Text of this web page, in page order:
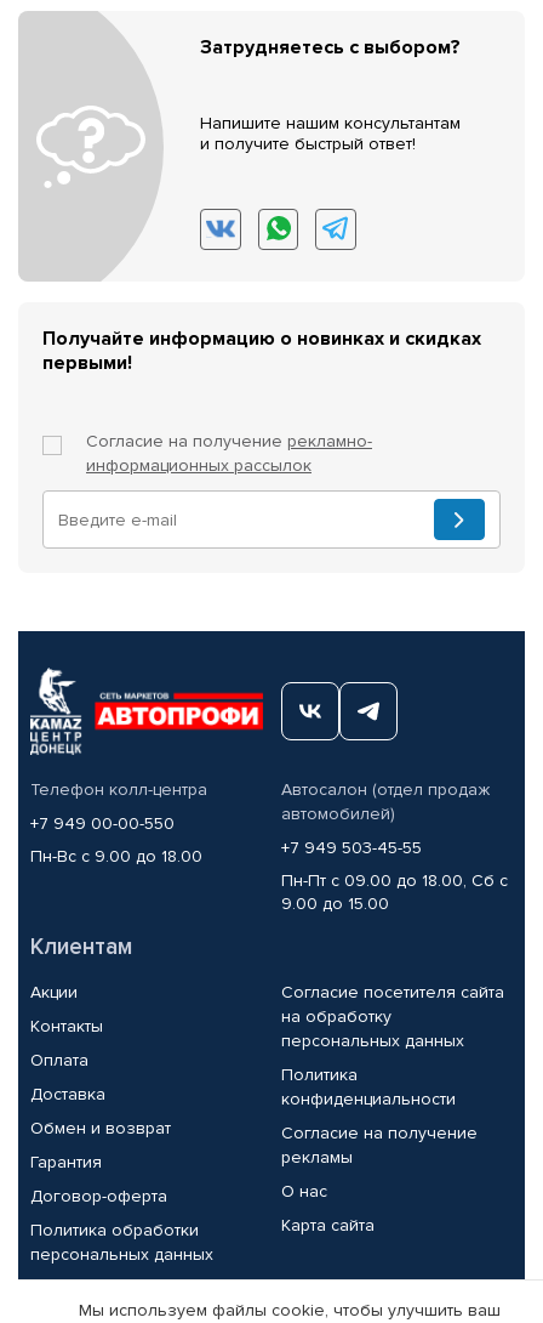
Затрудняетесь с выбором?
Напишите нашим консультантам
и получите быстрый ответ!
Получайте информацию о новинках и скидках
первыми!
Согласие на получение рекламно-
информационных рассылок
Телефон колл-центра
+7 949 00-00-550
Пн-Вс с 9.00 до 18.00
Автосалон (отдел продаж
автомобилей)
+7 949 503-45-55
Пн-Пт с 09.00 до 18.00, Сб с
9.00 до 15.00
Клиентам
Акции
Контакты
Оплата
Доставка
Обмен и возврат
Гарантия
Договор-оферта
Политика обработки
персональных данных
Согласие посетителя сайта
на обработку
персональных данных
Политика
конфиденциальности
Согласие на получение
рекламы
О нас
Карта сайта
Партнерам
Мы используем файлы cookie, чтобы улучшить ваш